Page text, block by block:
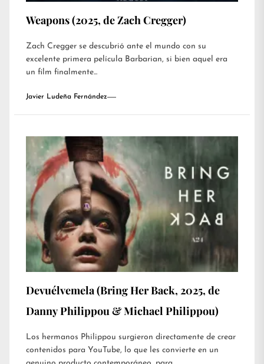
Weapons (2025, de Zach Cregger)
Zach Cregger se descubrió ante el mundo con su
excelente primera película Barbarian, si bien aquel era
un film finalmente...
Javier Ludeña Fernández
Devuélvemela (Bring Her Back, 2025, de
Danny Philippou & Michael Philippou)
Los hermanos Philippou surgieron directamente de crear
contenidos para YouTube, lo que les convierte en un